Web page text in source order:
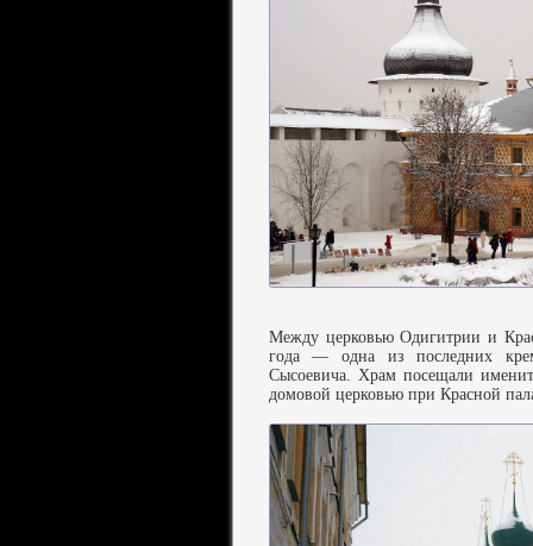
Между церковью Одигитрии и
года — одна из последних
Сысоевича. Храм посещали
домовой церковью при Красной